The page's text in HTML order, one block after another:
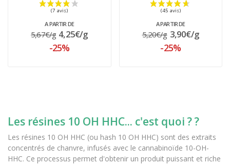
A PARTIR DE
5,67€/g 4,25€/g
-25%
A PARTIR DE
5,20€/g 3,90€/g
-25%
Les résines 10 OH HHC... c'est quoi ? ?
Les résines 10 OH HHC (ou hash 10 OH HHC) sont des extraits
concentrés de chanvre, infusés avec le cannabinoïde 10-OH-
HHC. Ce processus permet d'obtenir un produit puissant et riche